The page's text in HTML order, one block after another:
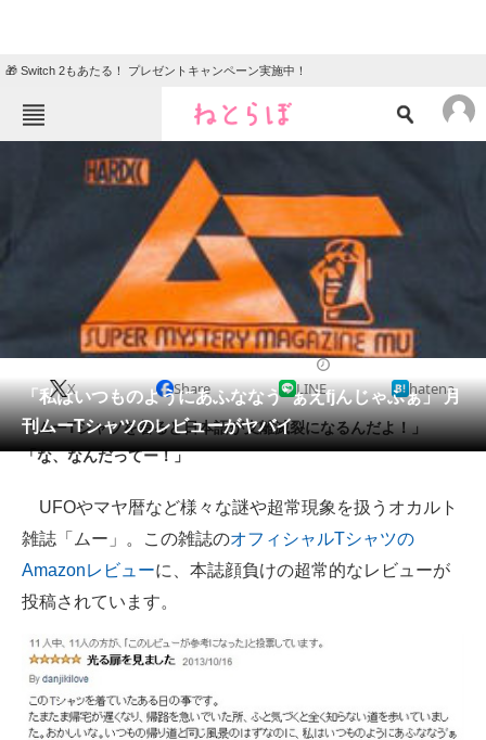
🎁 Switch 2もあたる！ プレゼントキャンペーン実施中！
ねとらぼメニュー
クイズ
地域
教育・育児
リサーチ
会員記事
メディア
ITの今と未来を見通す
スマホと通信の最新トレンド
好きが集まる 比べて選べる
ビジネスと働き方のヒント
「私はいつものようにあふななうﾞぁえfjんじゃふぁ」 月
刊ムーTシャツのレビューがヤバイ
X Share LINE hatena
「ムーTシャツを着ると日本語が支離滅裂になるんだよ！」
「な、なんだってー！」
UFOやマヤ暦など様々な謎や超常現象を扱うオカルト
雑誌「ムー」。この雑誌のオフィシャルTシャツの
Amazonレビューに、本誌顔負けの超常的なレビューが
投稿されています。